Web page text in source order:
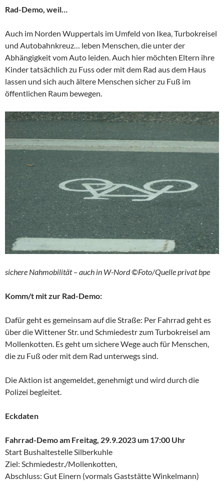
Rad-Demo, weil…
Auch im Norden Wuppertals im Umfeld von Ikea, Turbokreisel
und Autobahnkreuz… leben Menschen, die unter der
Abhängigkeit vom Auto leiden. Auch hier möchten Eltern ihre
Kinder tatsächlich zu Fuss oder mit dem Rad aus dem Haus
lassen und sich auch ältere Menschen sicher zu Fuß im
öffentlichen Raum bewegen.
sichere Nahmobilität – auch in W-Nord ©Foto/Quelle privat bpe
Komm/t mit zur Rad-Demo:
Dafür geht es gemeinsam auf die Straße: Per Fahrrad geht es
über die Wittener Str. und Schmiedestr zum Turbokreisel am
Mollenkotten. Es geht um sichere Wege auch für Menschen,
die zu Fuß oder mit dem Rad unterwegs sind.
Die Aktion ist angemeldet, genehmigt und wird durch die
Polizei begleitet.
Eckdaten
Fahrrad-Demo am Freitag, 29.9.2023 um 17:00 Uhr
Start Bushaltestelle Silberkuhle
Ziel: Schmiedestr./Mollenkotten,
Abschluss: Gut Einern (vormals Gaststätte Winkelmann)